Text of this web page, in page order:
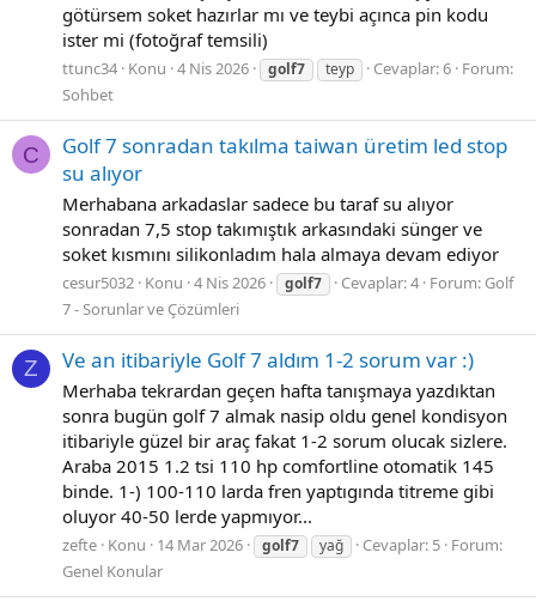
götürsem soket hazırlar mı ve teybi açınca pin kodu
ister mi (fotoğraf temsili)
ttunc34 Konu 4 Nis 2026 golf7 teyp Cevaplar: 6 Forum:
Sohbet
C
Golf 7 sonradan takılma taiwan üretim led stop
su alıyor
Merhabana arkadaslar sadece bu taraf su alıyor
sonradan 7,5 stop takımıştık arkasındaki sünger ve
soket kısmını silikonladım hala almaya devam ediyor
cesur5032 Konu 4 Nis 2026 golf7 Cevaplar: 4 Forum: Golf
7 - Sorunlar ve Çözümleri
Z Ve an itibariyle Golf 7 aldım 1-2 sorum var :)
Merhaba tekrardan geçen hafta tanışmaya yazdıktan
sonra bugün golf 7 almak nasip oldu genel kondisyon
itibariyle güzel bir araç fakat 1-2 sorum olucak sizlere.
Araba 2015 1.2 tsi 110 hp comfortline otomatik 145
binde. 1-) 100-110 larda fren yaptıgında titreme gibi
oluyor 40-50 lerde yapmıyor...
zefte Konu 14 Mar 2026 golf7 yağ Cevaplar: 5 Forum:
Genel Konular